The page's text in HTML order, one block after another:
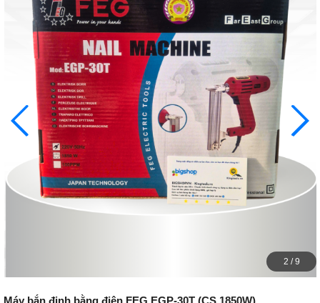
2 /9
Máy bắn đinh bằng điện FEG EGP-30T (CS 1850W)